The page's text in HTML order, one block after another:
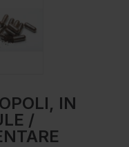
IN
/